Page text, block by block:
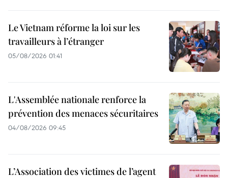
Le Vietnam réforme la loi sur les
travailleurs à l’étranger
05/08/2026 01:41
L'Assemblée nationale renforce la
prévention des menaces sécuritaires
04/08/2026 09:45
L’Association des victimes de l’agent